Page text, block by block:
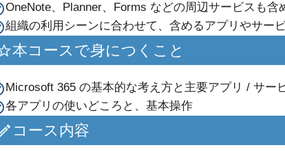
OneNote、Planner、Forms などの周辺サービスも
組織の利用シーンに合わせて、含めるアプリやサー
本コースで身につくこと
Microsoft 365 の基本的な考え方と主要アプリ / サー
各アプリの使いどころと、基本操作
コース内容